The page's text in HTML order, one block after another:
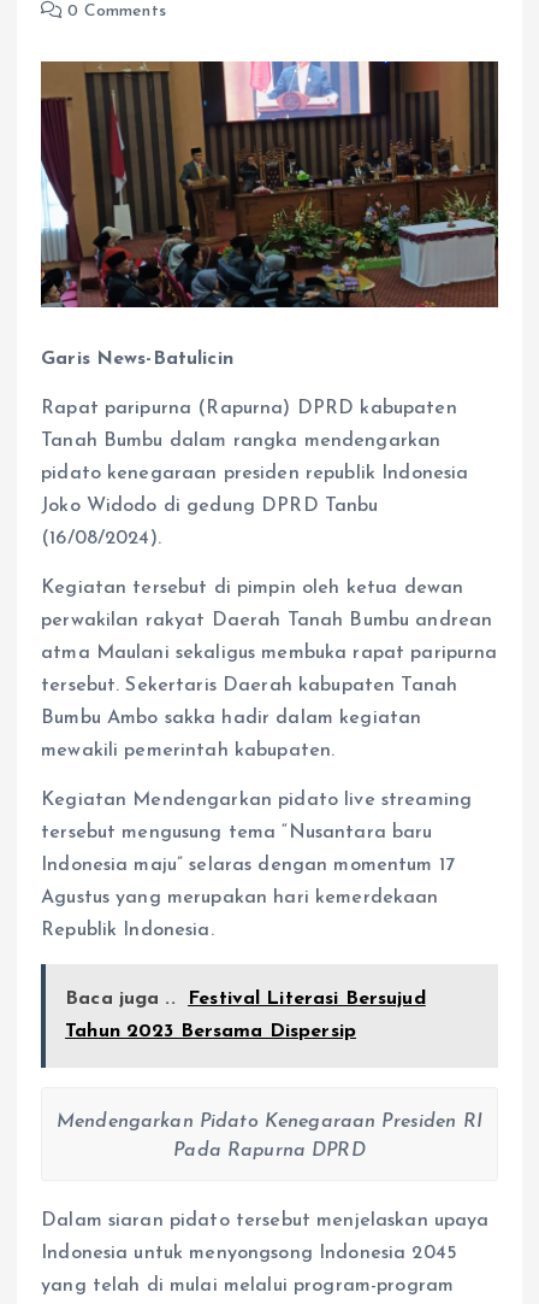
0 Comments
Garis News-Batulicin
Rapat paripurna (Rapurna) DPRD kabupaten
Tanah Bumbu dalam rangka mendengarkan
pidato kenegaraan presiden republik Indonesia
Joko Widodo di gedung DPRD Tanbu
(16/08/2024).
Kegiatan tersebut di pimpin oleh ketua dewan
perwakilan rakyat Daerah Tanah Bumbu andrean
atma Maulani sekaligus membuka rapat paripurna
tersebut. Sekertaris Daerah kabupaten Tanah
Bumbu Ambo sakka hadir dalam kegiatan
mewakili pemerintah kabupaten.
Kegiatan Mendengarkan pidato live streaming
tersebut mengusung tema “Nusantara baru
Indonesia maju” selaras dengan momentum 17
Agustus yang merupakan hari kemerdekaan
Republik Indonesia.
Baca juga ..
Festival Literasi Bersujud
Tahun 2023 Bersama Dispersip
Mendengarkan Pidato Kenegaraan Presiden RI
Pada Rapurna DPRD
Dalam siaran pidato tersebut menjelaskan upaya
Indonesia untuk menyongsong Indonesia 2045
yang telah di mulai melalui program-program